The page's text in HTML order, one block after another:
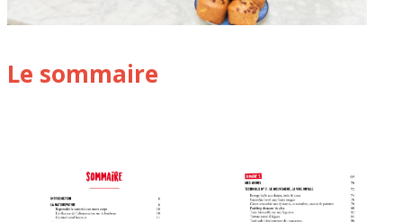
Le sommaire